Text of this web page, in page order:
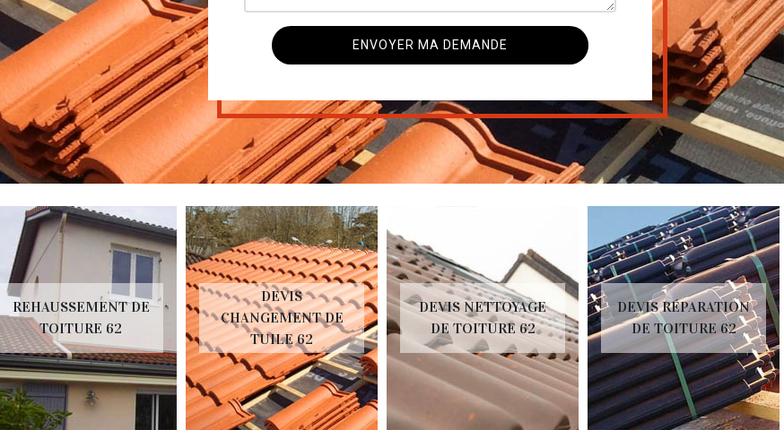
REHAUSSEMENT DE
TOITURE 62
DEVIS
CHANGEMENT DE
TUILE 62
DEVIS NETTOYAGE
DE TOITURE 62
DEVIS RÉPARATION
DE TOITURE 62